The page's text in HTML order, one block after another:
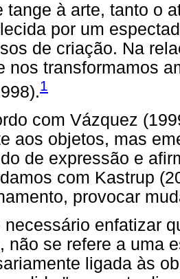
tange à arte, tanto o
por um
de criação. Na
nos transformamos
1
com Vázquez
aos objetos, mas
de expressão e
com Kastrup
provocar
necessário enfatizar
não se refere a uma
ligada às